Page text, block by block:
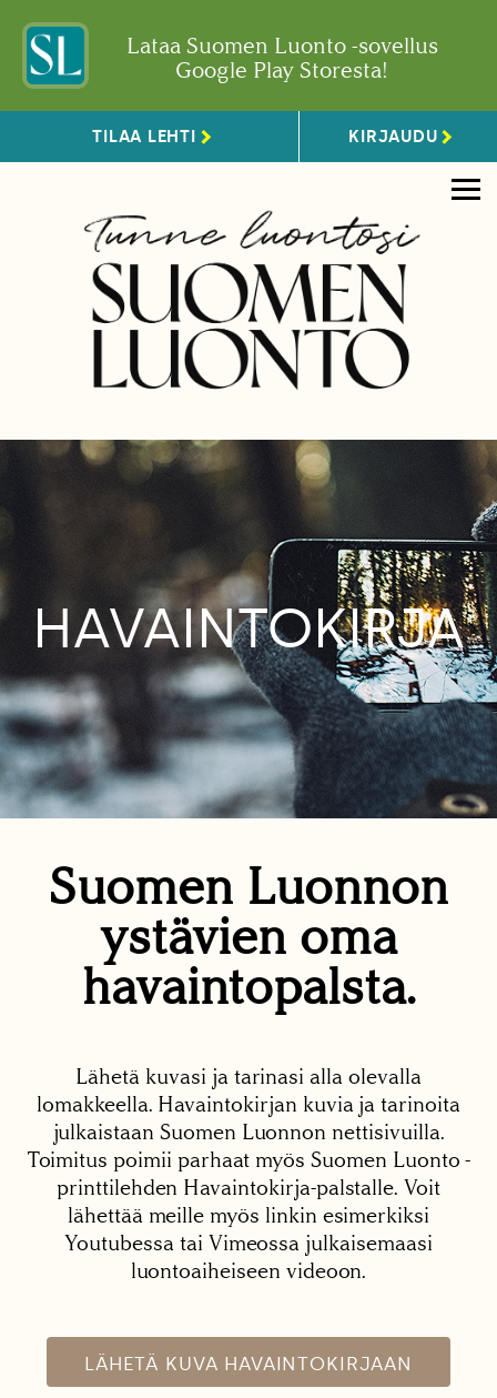
Lataa Suomen Luonto -sovellus
Google Play Storesta!
TILAA LEHTI KIRJAUDU
HAVAINTOKIRJA
Suomen Luonnon
ystävien oma
havaintopalsta.
Lähetä kuvasi ja tarinasi alla olevalla
lomakkeella. Havaintokirjan kuvia ja tarinoita
julkaistaan Suomen Luonnon nettisivuilla.
Toimitus poimii parhaat myös Suomen Luonto -
printtilehden Havaintokirja-palstalle. Voit
lähettää meille myös linkin esimerkiksi
Youtubessa tai Vimeossa julkaisemaasi
luontoaiheiseen videoon.
LÄHETÄ KUVA HAVAINTOKIRJAAN